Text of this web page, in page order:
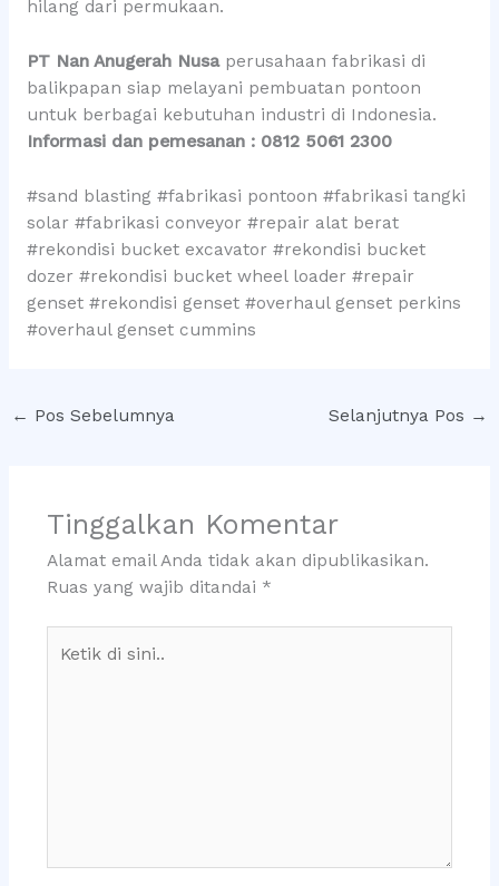
hilang dari permukaan.
PT Nan Anugerah Nusaperusahaan fabrikasi di
balikpapan siap melayani pembuatan pontoon
untuk berbagai kebutuhan industri di Indonesia.
Informasi dan pemesanan : 0812 5061 2300
#sand blasting #fabrikasi pontoon #fabrikasi tangki
solar #fabrikasi conveyor #repair alat berat
#rekondisi bucket excavator #rekondisi bucket
dozer #rekondisi bucket wheel loader #repair
genset #rekondisi genset #overhaul genset perkins
#overhaul genset cummins
← Pos Sebelumnya Selanjutnya Pos →
Tinggalkan Komentar
Alamat email Anda tidak akan dipublikasikan.
Ruas yang wajib ditandai *